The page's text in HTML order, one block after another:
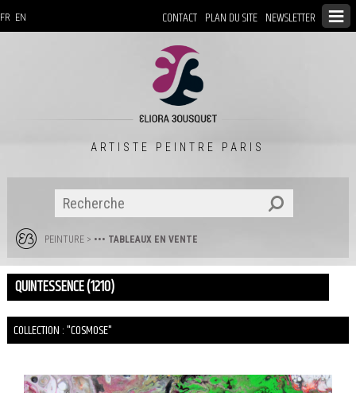
CONTACT PLAN DU SITE NEWSLETTER
FR EN
ARTISTE PEINTRE PARIS
PEINTURE> ••• TABLEAUX EN VENTE
QUINTESSENCE (1210)
COLLECTION : "COSMOSE"